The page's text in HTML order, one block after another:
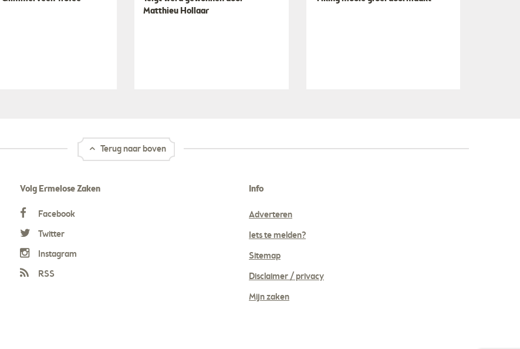
Matthieu Hollaar
Terug naar boven
Volg Ermelose Zaken
Facebook
Twitter
Instagram
RSS
Info
Adverteren
Iets te melden?
Sitemap
Disclaimer / privacy
Mijn zaken